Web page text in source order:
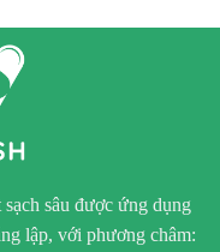
sâu được ứng dụng
lập, với phương châm: